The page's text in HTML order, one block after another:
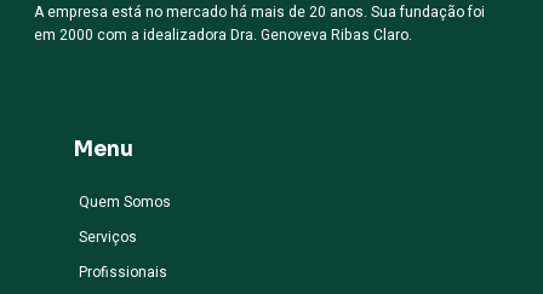
A empresa está no mercado há mais de 20 anos. Sua fundação foi
em 2000 com a idealizadora Dra. Genoveva Ribas Claro.
Menu
Quem Somos
Serviços
Profissionais